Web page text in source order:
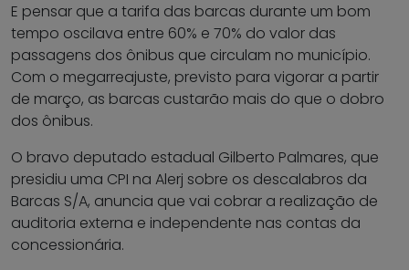
E pensar que a tarifa das barcas durante um bom
tempo oscilava entre 60% e 70% do valor das
passagens dos ônibus que circulam no município.
Com o megarreajuste, previsto para vigorar a partir
de março, as barcas custarão mais do que o dobro
dos ônibus.
O bravo deputado estadual Gilberto Palmares, que
presidiu uma CPI na Alerj sobre os descalabros da
Barcas S/A, anuncia que vai cobrar a realização de
auditoria externa e independente nas contas da
concessionária.